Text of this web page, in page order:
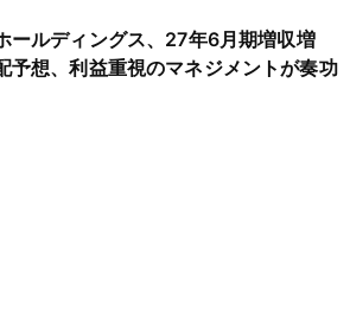
ールディングス、27年6月期増収増
予想、利益重視のマネジメントが奏功